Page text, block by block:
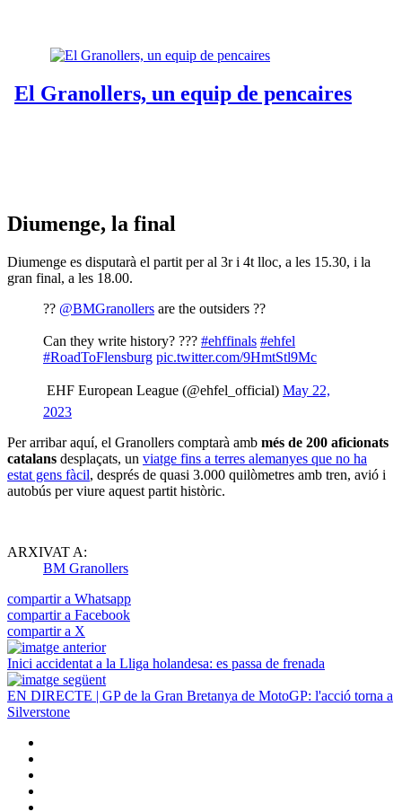
Diumenge, la final
Diumenge es disputarà el partit per al 3r i 4t lloc, a les 15.30, i la
gran final, a les 18.00.
?? @BMGranollers are the outsiders ??
Can they write history? ??? #ehffinals #ehfel
#RoadToFlensburg pic.twitter.com/9HmtStl9Mc
 EHF European League (@ehfel_official) May 22,
2023
Per arribar aquí, el Granollers comptarà amb més de 200 aficionats
catalans desplaçats, un viatge fins a terres alemanyes que no ha
estat gens fàcil, després de quasi 3.000 quilòmetres amb tren, avió i
autobús per viure aquest partit històric.
ARXIVAT A:
BM Granollers
compartir a Whatsapp
compartir a Facebook
compartir a X
Inici accidentat a la Lliga holandesa: es passa de frenada
EN DIRECTE | GP de la Gran Bretanya de MotoGP: l'acció torna a
Silverstone